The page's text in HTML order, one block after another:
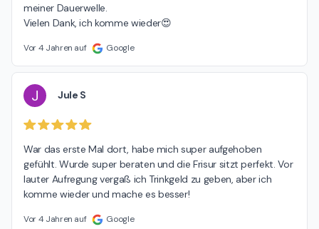
meiner Dauerwelle.
Vielen Dank, ich komme wieder😍
Vor 4 Jahren auf Google
J Jule S
War das erste Mal dort, habe mich super aufgehoben
gefühlt. Wurde super beraten und die Frisur sitzt perfekt. Vor
lauter Aufregung vergaß ich Trinkgeld zu geben, aber ich
komme wieder und mache es besser!
Vor 4 Jahren auf Google